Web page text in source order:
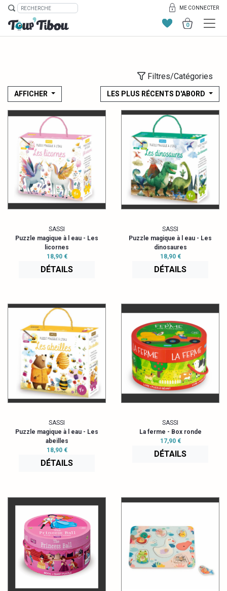
ME CONNECTER
0
Filtres/Catégories
AFFICHER LES PLUS RÉCENTS D'ABORD
SASSI
Puzzle magique à l eau - Les
licornes
18,90 €
DÉTAILS
SASSI
Puzzle magique à l eau - Les
dinosaures
18,90 €
DÉTAILS
SASSI
Puzzle magique à l eau - Les
abeilles
18,90 €
DÉTAILS
SASSI
La ferme - Box ronde
17,90 €
DÉTAILS